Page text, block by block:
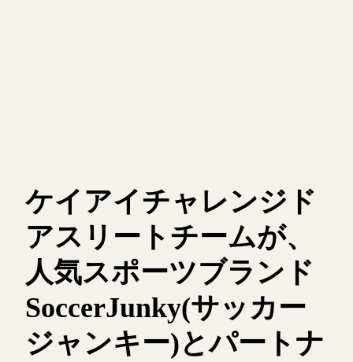
ケイアイチャレンジド
アスリートチームが、
人気スポーツブランド
SoccerJunky(サッカー
ジャンキー)とパートナ